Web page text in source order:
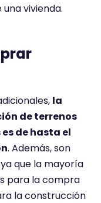
vivienda.
la
de terrenos
de hasta el
. Además, son
que la mayoría
para la compra
la construcción